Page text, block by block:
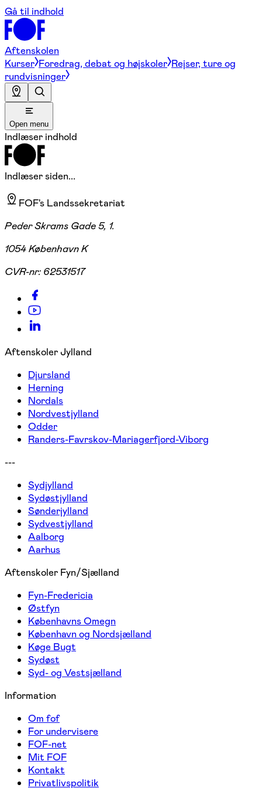
Gå til indhold
Aftenskolen
Kurser Foredrag, debat og højskoler Rejser, ture og
rundvisninger
Open menu
Indlæser indhold
Indlæser siden...
FOF's Landssekretariat
Peder Skrams Gade 5, 1.
1054 København K
CVR-nr: 62531517
Aftenskoler Jylland
Djursland
Herning
Nordals
Nordvestjylland
Odder
Randers-Favrskov-Mariagerfjord-Viborg
---
Sydjylland
Sydøstjylland
Sønderjylland
Sydvestjylland
Aalborg
Aarhus
Aftenskoler Fyn/Sjælland
Fyn-Fredericia
Østfyn
Københavns Omegn
København og Nordsjælland
Køge Bugt
Sydøst
Syd- og Vestsjælland
Information
Om fof
For undervisere
FOF-net
Mit FOF
Kontakt
Privatlivspolitik